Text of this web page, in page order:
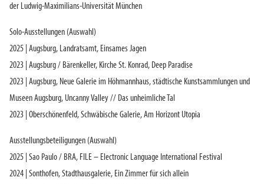
der Ludwig-Maximilians-Universität München
Solo-Ausstellungen (Auswahl)
2025 | Augsburg, Landratsamt, Einsames Jagen
2023 | Augsburg / Bärenkeller, Kirche St. Konrad, Deep Paradise
2023 | Augsburg, Neue Galerie im Höhmannhaus, städtische Kunstsammlungen und
Museen Augsburg, Uncanny Valley // Das unheimliche Tal
2023 | Oberschönenfeld, Schwäbische Galerie, Am Horizont Utopia
Ausstellungsbeteiligungen (Auswahl)
2025 | Sao Paulo / BRA, FILE – Electronic Language International Festival
2024 | Sonthofen, Stadthausgalerie, Ein Zimmer für sich allein